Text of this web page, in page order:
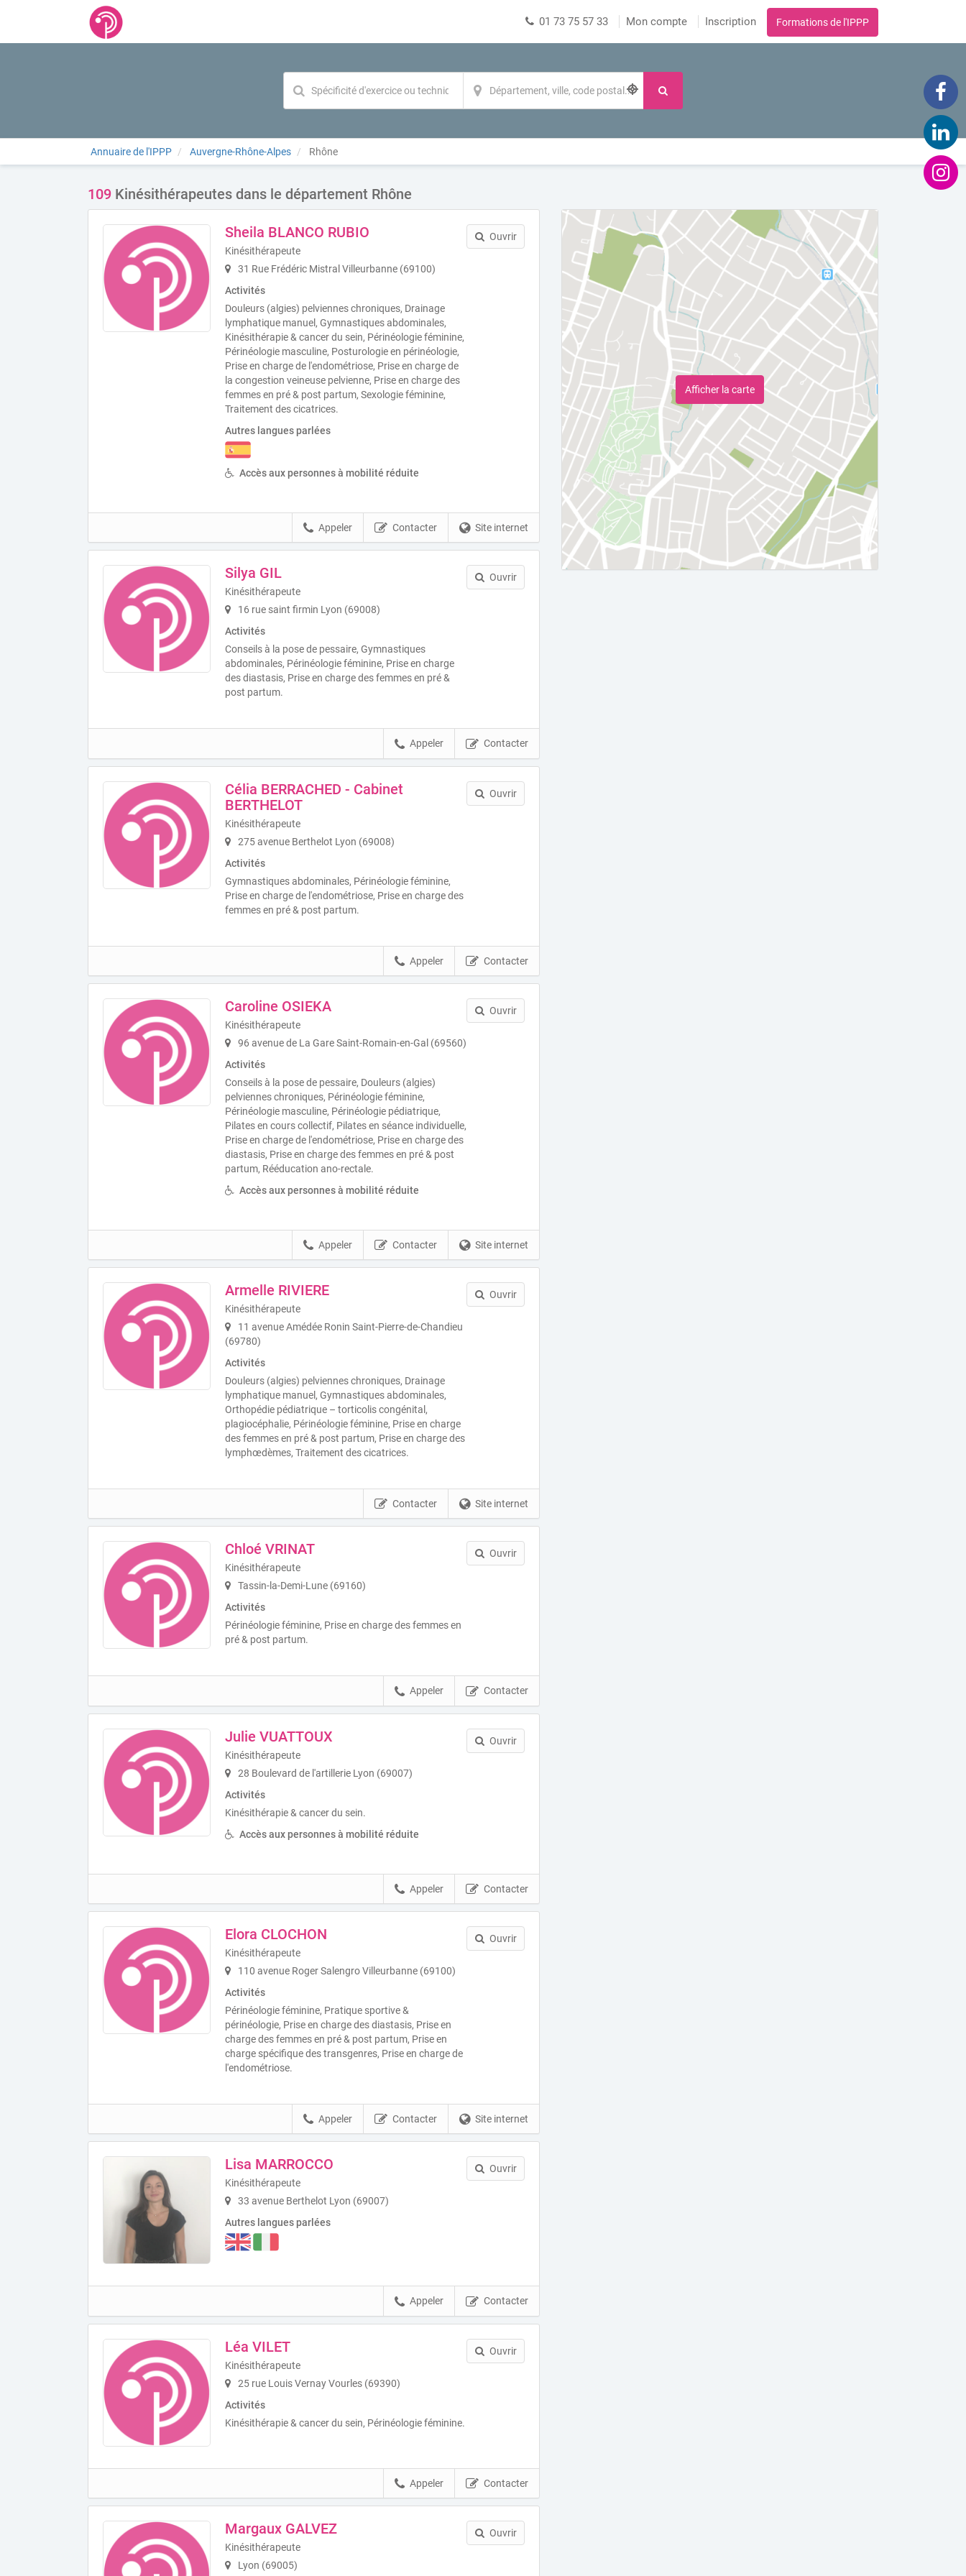
01 73 75 57 33 Mon compte Inscription Formations de l'IPPP
Annuaire de l'IPPP Auvergne-Rhône-Alpes Rhône
109 Kinésithérapeutes dans le département Rhône
Sheila BLANCO RUBIO
Kinésithérapeute
31 Rue Frédéric Mistral Villeurbanne (69100)
Activités
Douleurs (algies) pelviennes chroniques, Drainage
lymphatique manuel, Gymnastiques abdominales,
Kinésithérapie & cancer du sein, Périnéologie féminine,
Périnéologie masculine, Posturologie en périnéologie,
Prise en charge de l'endométriose, Prise en charge de
la congestion veineuse pelvienne, Prise en charge des
femmes en pré & post partum, Sexologie féminine,
Traitement des cicatrices.
Autres langues parlées
Accès aux personnes à mobilité réduite
Ouvrir
Site internet
Contacter
Appeler
Silya GIL
Kinésithérapeute
16 rue saint firmin Lyon (69008)
Activités
Conseils à la pose de pessaire, Gymnastiques
abdominales, Périnéologie féminine, Prise en charge
des diastasis, Prise en charge des femmes en pré &
post partum.
Ouvrir
Contacter
Appeler
Célia BERRACHED - Cabinet
BERTHELOT
Kinésithérapeute
275 avenue Berthelot Lyon (69008)
Activités
Gymnastiques abdominales, Périnéologie féminine,
Prise en charge de l'endométriose, Prise en charge des
femmes en pré & post partum.
Ouvrir
Contacter
Appeler
Caroline OSIEKA
Kinésithérapeute
96 avenue de La Gare Saint-Romain-en-Gal (69560)
Activités
Conseils à la pose de pessaire, Douleurs (algies)
pelviennes chroniques, Périnéologie féminine,
Périnéologie masculine, Périnéologie pédiatrique,
Pilates en cours collectif, Pilates en séance individuelle,
Prise en charge de l'endométriose, Prise en charge des
diastasis, Prise en charge des femmes en pré & post
partum, Rééducation ano-rectale.
Accès aux personnes à mobilité réduite
Ouvrir
Site internet
Contacter
Appeler
Armelle RIVIERE
Kinésithérapeute
11 avenue Amédée Ronin Saint-Pierre-de-Chandieu
(69780)
Activités
Douleurs (algies) pelviennes chroniques, Drainage
lymphatique manuel, Gymnastiques abdominales,
Orthopédie pédiatrique – torticolis congénital,
plagiocéphalie, Périnéologie féminine, Prise en charge
des femmes en pré & post partum, Prise en charge des
lymphœdèmes, Traitement des cicatrices.
Ouvrir
Site internet
Contacter
Chloé VRINAT
Kinésithérapeute
Tassin-la-Demi-Lune (69160)
Activités
Périnéologie féminine, Prise en charge des femmes en
pré & post partum.
Ouvrir
Contacter
Appeler
Julie VUATTOUX
Kinésithérapeute
28 Boulevard de l'artillerie Lyon (69007)
Activités
Kinésithérapie & cancer du sein.
Accès aux personnes à mobilité réduite
Ouvrir
Contacter
Appeler
Elora CLOCHON
Kinésithérapeute
110 avenue Roger Salengro Villeurbanne (69100)
Activités
Périnéologie féminine, Pratique sportive &
périnéologie, Prise en charge des diastasis, Prise en
charge des femmes en pré & post partum, Prise en
charge spécifique des transgenres, Prise en charge de
l'endométriose.
Ouvrir
Site internet
Contacter
Appeler
Lisa MARROCCO
Kinésithérapeute
33 avenue Berthelot Lyon (69007)
Autres langues parlées
Ouvrir
Contacter
Appeler
Léa VILET
Kinésithérapeute
25 rue Louis Vernay Vourles (69390)
Activités
Kinésithérapie & cancer du sein, Périnéologie féminine.
Ouvrir
Contacter
Appeler
Margaux GALVEZ
Kinésithérapeute
Lyon (69005)
Ouvrir
Afficher la carte